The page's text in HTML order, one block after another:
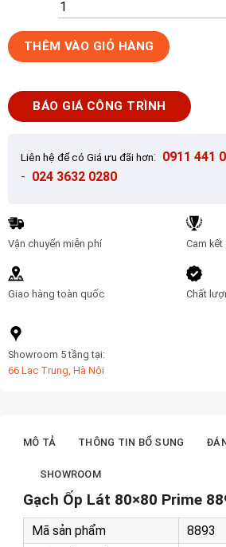
Gạch
Ốp
80x80
Prime
THÊM VÀO GIỎ HÀNG
BÁO GIÁ CÔNG TRÌNH
Liên hệ để có Giá ưu đãi hơn: 0911 441
- 024 3632 0280
Vận chuyển miễn phí
Giao hàng toàn quốc
Cam kết
Chất
Showroom 5 tầng tại:
66 Lạc Trung, Hà Nội
MÔ TẢ THÔNG TIN BỔ SUNG
SHOWROOM
Gạch Ốp Lát 80×80 Prime
Mã sản phẩm
8893